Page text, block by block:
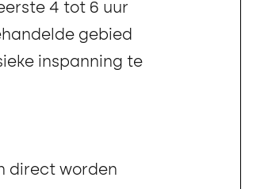
4 tot 6 uur
gebied
inspanning te
direct worden